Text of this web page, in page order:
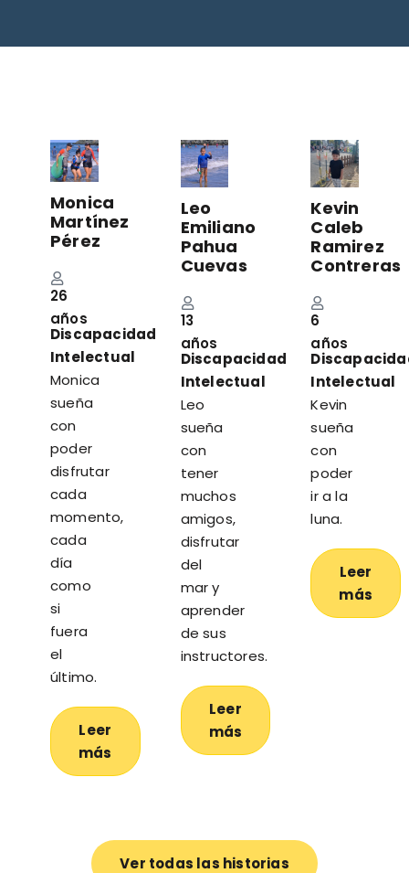
Monica
Martínez
Pérez
26
años
Discapacidad
Intelectual
Monica
sueña
con
poder
disfrutar
cada
momento,
cada
día
como
si
fuera
el
último.
Leer
más
Leo
Emiliano
Pahua
Cuevas
13
años
Discapacidad
Intelectual
Leo
sueña
con
tener
muchos
amigos,
disfrutar
del
mar y
aprender
de sus
instructores.
Leer
más
Kevin
Caleb
Ramirez
Contreras
6
años
Intelectual
Kevin
sueña
con
poder
ir a la
luna.
Leer
más
Ver todas las historias